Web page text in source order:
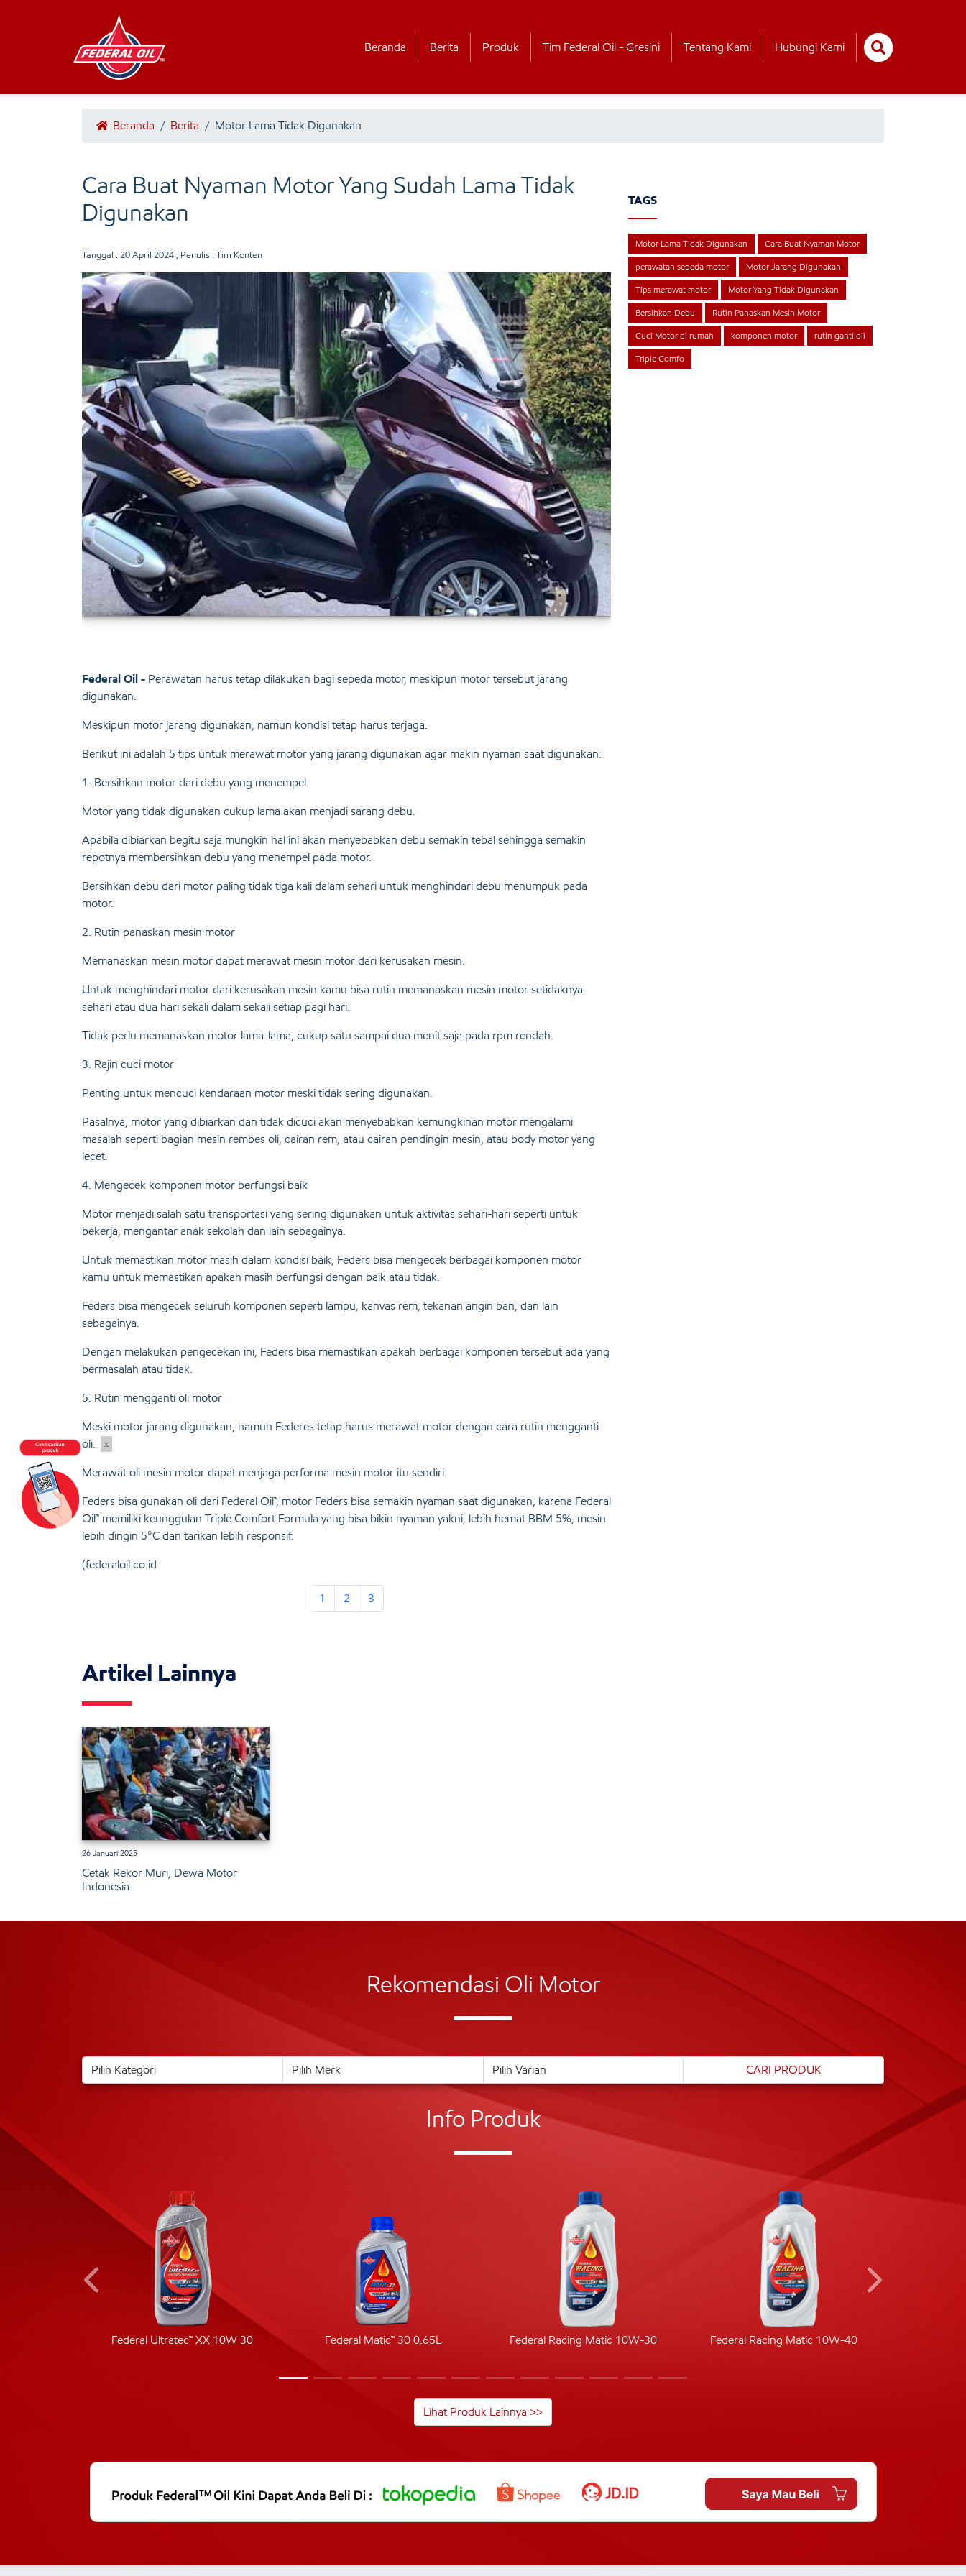
Beranda Berita Produk Tim Federal Oil - Gresini Tentang Kami Hubungi Kami
Beranda / Berita / Motor Lama Tidak Digunakan
Cara Buat Nyaman Motor Yang Sudah Lama Tidak
Digunakan
Tanggal : 20 April 2024 , Penulis : Tim Konten
Federal Oil - Perawatan harus tetap dilakukan bagi sepeda motor, meskipun motor tersebut jarang
digunakan.
Meskipun motor jarang digunakan, namun kondisi tetap harus terjaga.
Berikut ini adalah 5 tips untuk merawat motor yang jarang digunakan agar makin nyaman saat digunakan:
1. Bersihkan motor dari debu yang menempel.
Motor yang tidak digunakan cukup lama akan menjadi sarang debu.
Apabila dibiarkan begitu saja mungkin hal ini akan menyebabkan debu semakin tebal sehingga semakin
repotnya membersihkan debu yang menempel pada motor.
Bersihkan debu dari motor paling tidak tiga kali dalam sehari untuk menghindari debu menumpuk pada
motor.
2. Rutin panaskan mesin motor
Memanaskan mesin motor dapat merawat mesin motor dari kerusakan mesin.
Untuk menghindari motor dari kerusakan mesin kamu bisa rutin memanaskan mesin motor setidaknya
sehari atau dua hari sekali dalam sekali setiap pagi hari.
Tidak perlu memanaskan motor lama-lama, cukup satu sampai dua menit saja pada rpm rendah.
3. Rajin cuci motor
Penting untuk mencuci kendaraan motor meski tidak sering digunakan.
Pasalnya, motor yang dibiarkan dan tidak dicuci akan menyebabkan kemungkinan motor mengalami
masalah seperti bagian mesin rembes oli, cairan rem, atau cairan pendingin mesin, atau body motor yang
lecet.
4. Mengecek komponen motor berfungsi baik
Motor menjadi salah satu transportasi yang sering digunakan untuk aktivitas sehari-hari seperti untuk
bekerja, mengantar anak sekolah dan lain sebagainya.
Untuk memastikan motor masih dalam kondisi baik, Feders bisa mengecek berbagai komponen motor
kamu untuk memastikan apakah masih berfungsi dengan baik atau tidak.
Feders bisa mengecek seluruh komponen seperti lampu, kanvas rem, tekanan angin ban, dan lain
sebagainya.
Dengan melakukan pengecekan ini, Feders bisa memastikan apakah berbagai komponen tersebut ada yang
bermasalah atau tidak.
5. Rutin mengganti oli motor
Meski motor jarang digunakan, namun Federes tetap harus merawat motor dengan cara rutin mengganti
oli.
Merawat oli mesin motor dapat menjaga performa mesin motor itu sendiri.
Feders bisa gunakan oli dari Federal Oil™, motor Feders bisa semakin nyaman saat digunakan, karena Federal
Oil™ memiliki keunggulan Triple Comfort Formula yang bisa bikin nyaman yakni, lebih hemat BBM 5%, mesin
lebih dingin 5°C dan tarikan lebih responsif.
(federaloil.co.id
1 2 3
TAGS
Motor Lama Tidak Digunakan Cara Buat Nyaman Motor
perawatan sepeda motor Motor Jarang Digunakan
Tips merawat motor Motor Yang Tidak Digunakan
Bersihkan Debu Rutin Panaskan Mesin Motor
Cuci Motor di rumah komponen motor rutin ganti oli
Triple Comfo
Artikel Lainnya
26 Januari 2025
Cetak Rekor Muri, Dewa Motor
Indonesia
Rekomendasi Oli Motor
Info Produk
Federal Ultratec™ XX 10W 30 Federal Matic™ 30 0.65L Federal Racing Matic 10W-30 Federal Racing Matic 10W-40
Lihat Produk Lainnya >>
x